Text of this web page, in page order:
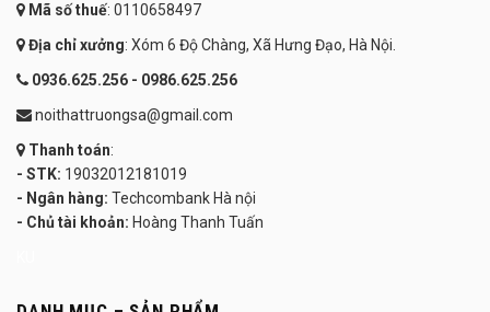
Mã số thuế: 0110658497
Địa chỉ xưởng: Xóm 6 Độ Chàng, Xã Hưng Đạo, Hà Nội.
0936.625.256 - 0986.625.256
noithattruongsa@gmail.com
Thanh toán:
- STK: 19032012181019
- Ngân hàng: Techcombank Hà nội
- Chủ tài khoản: Hoàng Thanh Tuấn